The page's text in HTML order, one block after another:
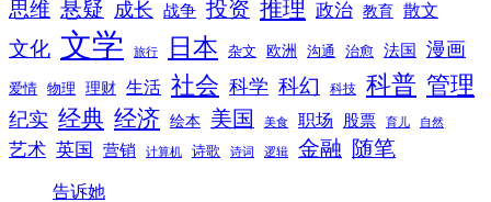
思维 悬疑 成长 战争 投资 推理 政治 教育 散文
文化 文学 旅行 日本 杂文 欧洲 沟通 治愈 法国 漫画
爱情 物理 理财 生活 社会 科学 科幻 科技 科普 管理
纪实 经典 经济 绘本 美国 美食 职场 股票 育儿 自然
艺术 英国 营销 计算机 诗歌 诗词 逻辑 金融 随笔
告诉她